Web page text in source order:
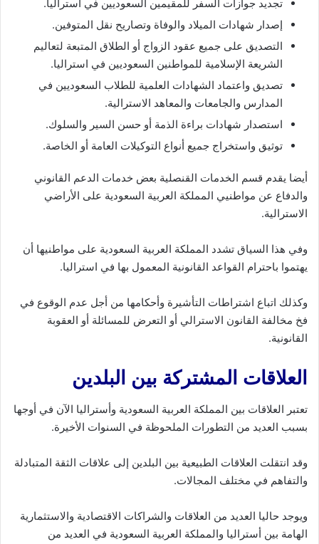
تجديد جوازات السفر للمقيمين السعوديين في استراليا.
إصدار شهادات الميلاد والوفاة وتصاريح نقل المتوفين.
التصديق على جميع عقود الزواج أو الطلاق المتبعة لتعاليم
الشريعة الإسلامية للمواطنين السعوديين في استراليا.
تصديق واعتماد الشهادات العلمية للطلاب السعوديين في
المدارس والجامعات والمعاهد الاسترالية.
استصدار شهادات براءة الذمة أو حسن السير والسلوك.
توثيق واستخراج جميع أنواع التوكيلات العامة أو الخاصة.
أيضا يقدم قسم الخدمات القنصلية بعض خدمات الدعم القانوني
والدفاع عن مواطنيي المملكة العربية السعودية على الأراضي
الاسترالية.
وفي هذا السياق تشدد المملكة العربية السعودية على مواطنيها أن
يهتموا باحترام القواعد القانونية المعمول بها في استراليا.
وكذلك اتباع اشتراطات التأشيرة وأحكامها من أجل عدم الوقوع في
فخ مخالفة القانون الاسترالي أو التعرض للمسائلة أو العقوبة
القانونية.
العلاقات المشتركة بين البلدين
تعتبر العلاقات بين المملكة العربية السعودية وأستراليا الآن في أوجها
بسبب العديد من التطورات الملحوظة في السنوات الأخيرة.
وقد انتقلت العلاقات الطبيعية بين البلدين إلى علاقات الثقة المتبادلة
والتفاهم في مختلف المجالات.
ويوجد حاليا العديد من العلاقات والشراكات الاقتصادية والاستثمارية
الهامة بين أستراليا والمملكة العربية السعودية في العديد من